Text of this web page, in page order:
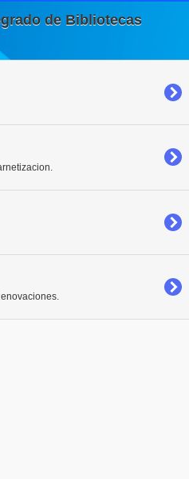
de Bibliotecas